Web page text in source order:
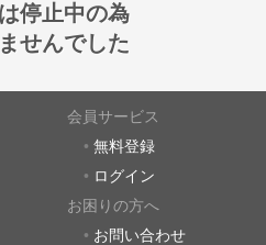
停止中の為
せんでした
会員サービス
無料登録
ログイン
お困りの方へ
お問い合わせ